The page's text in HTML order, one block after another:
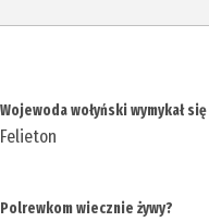
Wojewoda wołyński wymykał
Felieton
Polrewkom wiecznie żywy?